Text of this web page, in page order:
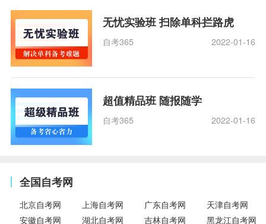
无忧实验班 扫除单科拦路虎
自考365 2022-01-16
超值精品班 随报随学
自考365 2022-01-16
全国自考网
北京自考网 上海自考网 广东自考网
天津自考网
安徽自考网
湖北自考网 吉林自考网 黑龙江自考网